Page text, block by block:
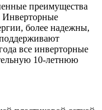
преимущества
Инверторные
более надежны,
все инверторные
10-летнюю